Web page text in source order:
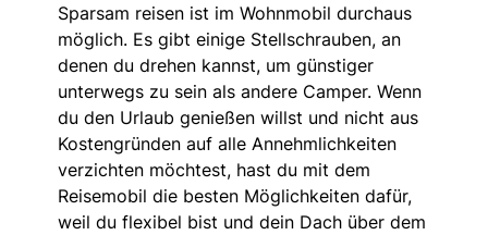
Sparsam reisen ist im Wohnmobil durchaus
möglich. Es gibt einige Stellschrauben, an
denen du drehen kannst, um günstiger
unterwegs zu sein als andere Camper. Wenn
du den Urlaub genießen willst und nicht aus
Kostengründen auf alle Annehmlichkeiten
verzichten möchtest, hast du mit dem
Reisemobil die besten Möglichkeiten dafür,
weil du flexibel bist und dein Dach über dem